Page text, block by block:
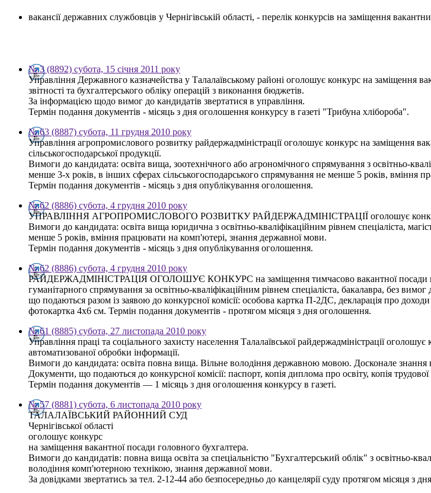
вакансії державних службовців у Чернігівській області, - перелік конкурсів на заміщення
№ 3 (8892) субота, 15 січня 2011 року
Управління Державного казначейства у Талалаївському районі оголошує конкурс на заміщення
звітності та бухгалтерського обліку операцій з виконання бюджетів.
За інформацією щодо вимог до кандидатів звертатися в управління.
Термін подання документів - місяць з дня оголошення конкурсу в газеті "Трибуна хлібороба".
№ 63 (8887) субота, 11 грудня 2010 року
Управління агропромислового розвитку райдержадміністрації оголошує конкурс на заміщення
сільськогосподарської продукції.
Вимоги до кандидата: освіта вища, зоотехнічного або агрономічного спрямування з освітньо-
менше 3-х років, в інших сферах сільськогосподарського спрямування не менше 5 років, вміння
Термін подання документів - місяць з дня опублікування оголошення.
№ 62 (8886) субота, 4 грудня 2010 року
УПРАВЛІННЯ АГРОПРОМИСЛОВОГО РОЗВИТКУ РАЙДЕРЖАДМІНІСТРАЦІЇ оголошує конкурс на
Вимоги до кандидата: освіта вища юридична з освітньо-кваліфікаційним рівнем спеціаліста,
менше 5 років, вміння працювати на комп'ютері, знання державної мови.
Термін подання документів - місяць з дня опублікування оголошення.
№ 62 (8886) субота, 4 грудня 2010 року
РАЙДЕРЖАДМІНІСТРАЦІЯ ОГОЛОШУЄ КОНКУРС на заміщення тимчасово вакантної посади
гуманітарного спрямування за освітньо-кваліфікаційним рівнем спеціаліста, бакалавра, без
що подаються разом із заявою до конкурсної комісії: особова картка П-2ДС, декларація про
фотокартка 4х6 см. Термін подання документів - протягом місяця з дня оголошення.
№ 61 (8885) субота, 27 листопада 2010 року
Управління праці та соціального захисту населення Талалаївської райдержадміністрації
автоматизованої обробки інформації.
Вимоги до кандидата: освіта повна вища. Вільне володіння державною мовою. Досконале знання
Документи, що подаються до конкурсної комісії: паспорт, копія диплома про освіту, копія
Термін подання документів — 1 місяць з дня оголошення конкурсу в газеті.
№ 57 (8881) субота, 6 листопада 2010 року
ТАЛАЛАЇВСЬКИЙ РАЙОННИЙ СУД
Чернігівської області
оголошує конкурс
на заміщення вакантної посади головного бухгалтера.
Вимоги до кандидатів: повна вища освіта за спеціальністю "Бухгалтерський облік" з освітньо-
володіння комп'ютерною технікою, знання державної мови.
За довідками звертатись за тел. 2-12-44 або безпосередньо до канцелярії суду протягом місяця з